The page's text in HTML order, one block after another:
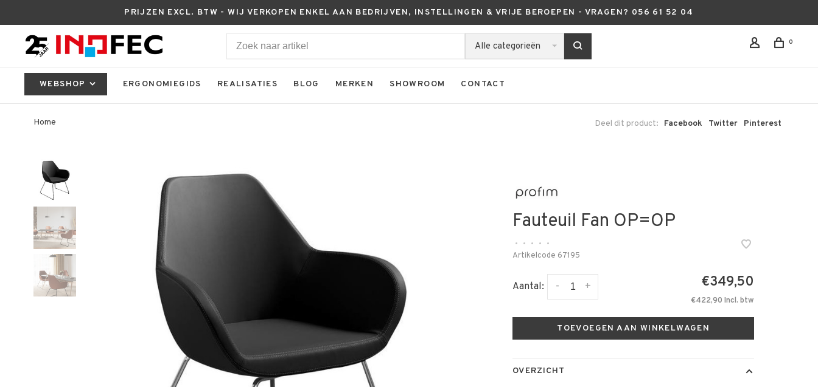
PRIJZEN EXCL. BTW - WIJ VERKOPEN ENKEL AAN BEDRIJVEN, INSTELLINGEN & VRIJE BEROEPEN - VRAGEN? 056 61 52 04
Alle categorieën 0
WEBSHOP ERGONOMIEGIDS REALISATIES BLOG MERKEN SHOWROOM CONTACT
Home Deel dit product: Facebook Twitter Pinterest
Fauteuil Fan OP=OP
• • • •
•
Artikelcode 67195
Aantal: +
- €349,50
€422,90 Incl. btw
TOEVOEGEN AAN WINKELWAGEN
OVERZICHT